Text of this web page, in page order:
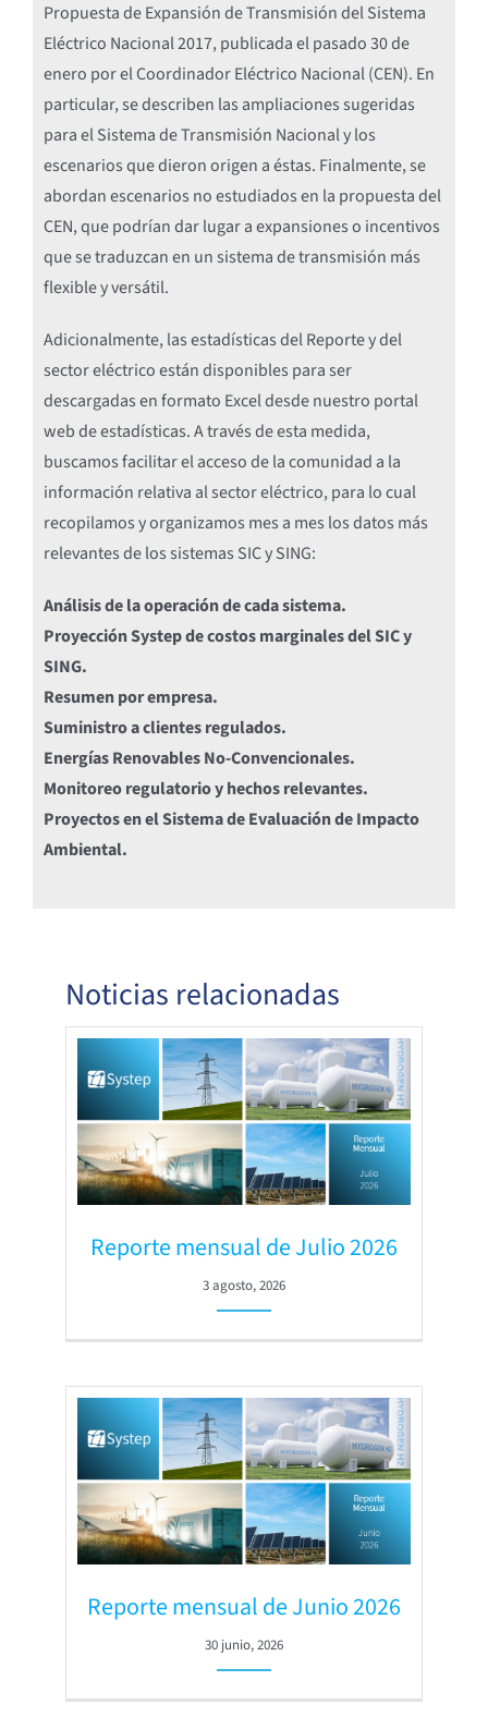
Propuesta de Expansión de Transmisión del Sistema
Eléctrico Nacional 2017, publicada el pasado 30 de
enero por el Coordinador Eléctrico Nacional (CEN). En
particular, se describen las ampliaciones sugeridas
para el Sistema de Transmisión Nacional y los
escenarios que dieron origen a éstas. Finalmente, se
abordan escenarios no estudiados en la propuesta del
CEN, que podrían dar lugar a expansiones o incentivos
que se traduzcan en un sistema de transmisión más
flexible y versátil.
Adicionalmente, las estadísticas del Reporte y del
sector eléctrico están disponibles para ser
descargadas en formato Excel desde nuestro portal
web de estadísticas. A través de esta medida,
buscamos facilitar el acceso de la comunidad a la
información relativa al sector eléctrico, para lo cual
recopilamos y organizamos mes a mes los datos más
relevantes de los sistemas SIC y SING:
Análisis de la operación de cada sistema.
Proyección Systep de costos marginales del SIC y
SING.
Resumen por empresa.
Suministro a clientes regulados.
Energías Renovables No-Convencionales.
Monitoreo regulatorio y hechos relevantes.
Proyectos en el Sistema de Evaluación de Impacto
Ambiental.
Noticias relacionadas
Reporte mensual de Julio 2026
3 agosto, 2026
Reporte mensual de Junio 2026
30 junio, 2026